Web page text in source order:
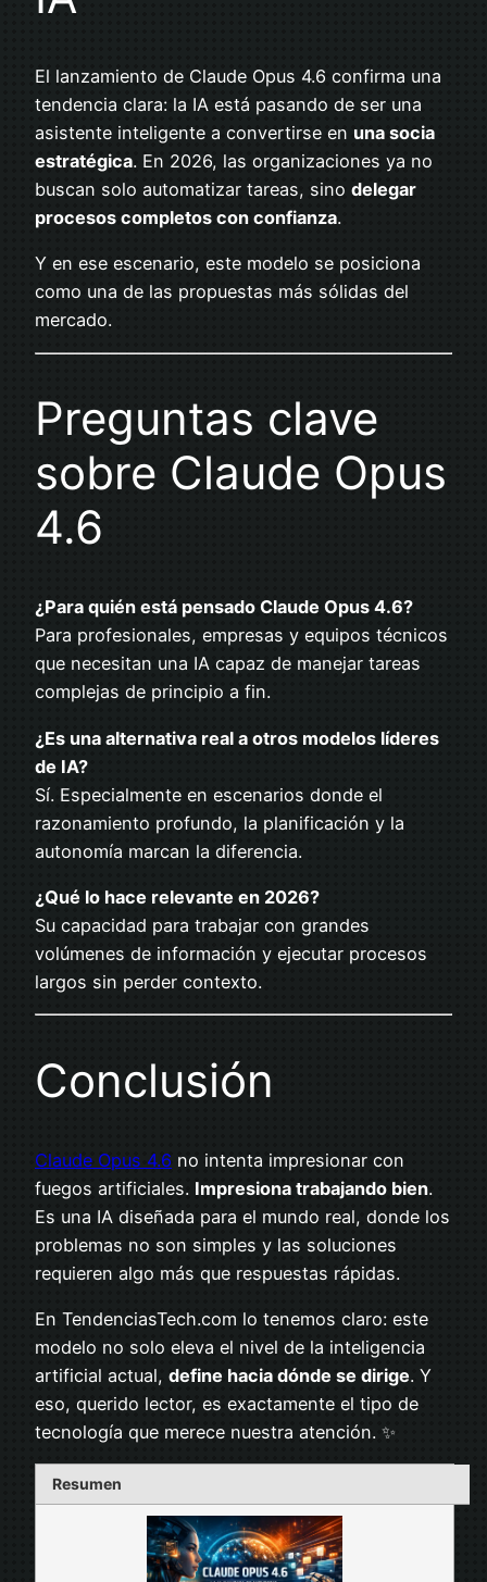
El lanzamiento de Claude Opus 4.6 confirma una
tendencia clara: la IA está pasando de ser una
asistente inteligente a convertirse en una socia
estratégica. En 2026, las organizaciones ya no
buscan solo automatizar tareas, sino delegar
procesos completos con confianza.
Y en ese escenario, este modelo se posiciona
como una de las propuestas más sólidas del
mercado.
Preguntas clave
sobre Claude Opus
4.6
¿Para quién está pensado Claude Opus 4.6?
Para profesionales, empresas y equipos técnicos
que necesitan una IA capaz de manejar tareas
complejas de principio a fin.
¿Es una alternativa real a otros modelos líderes
de IA?
Sí. Especialmente en escenarios donde el
razonamiento profundo, la planificación y la
autonomía marcan la diferencia.
¿Qué lo hace relevante en 2026?
Su capacidad para trabajar con grandes
volúmenes de información y ejecutar procesos
largos sin perder contexto.
Conclusión
Claude Opus 4.6 no intenta impresionar con
fuegos artificiales. Impresiona trabajando bien.
Es una IA diseñada para el mundo real, donde los
problemas no son simples y las soluciones
requieren algo más que respuestas rápidas.
En TendenciasTech.com lo tenemos claro: este
modelo no solo eleva el nivel de la inteligencia
artificial actual, define hacia dónde se dirige. Y
eso, querido lector, es exactamente el tipo de
tecnología que merece nuestra atención. ✨
Resumen